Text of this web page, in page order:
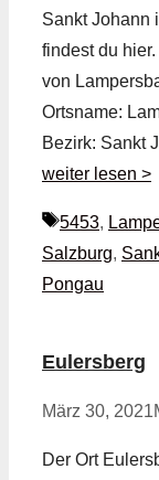
Sankt Johann
findest du
von
Ortsname:
Bezirk: Sankt
weiter lesen >
5453,
Salzburg,
Pongau
Eulersberg
März 30, 2021
Der Ort